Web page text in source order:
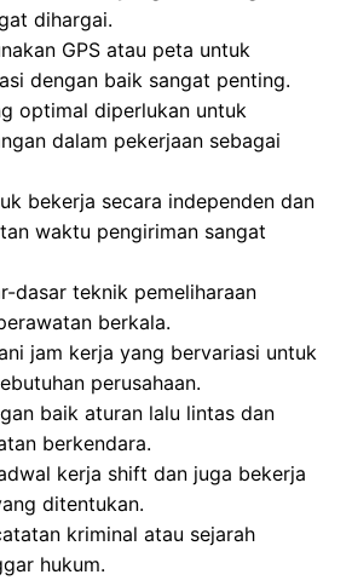
dihargai.
GPS atau peta untuk
dengan baik sangat penting.
optimal diperlukan untuk
dalam pekerjaan sebagai
bekerja secara independen dan
waktu pengiriman sangat
dasar teknik pemeliharaan
berkala.
jam kerja yang bervariasi untuk
perusahaan.
baik aturan lalu lintas dan
berkendara.
kerja shift dan juga bekerja
ditentukan.
kriminal atau sejarah
hukum.